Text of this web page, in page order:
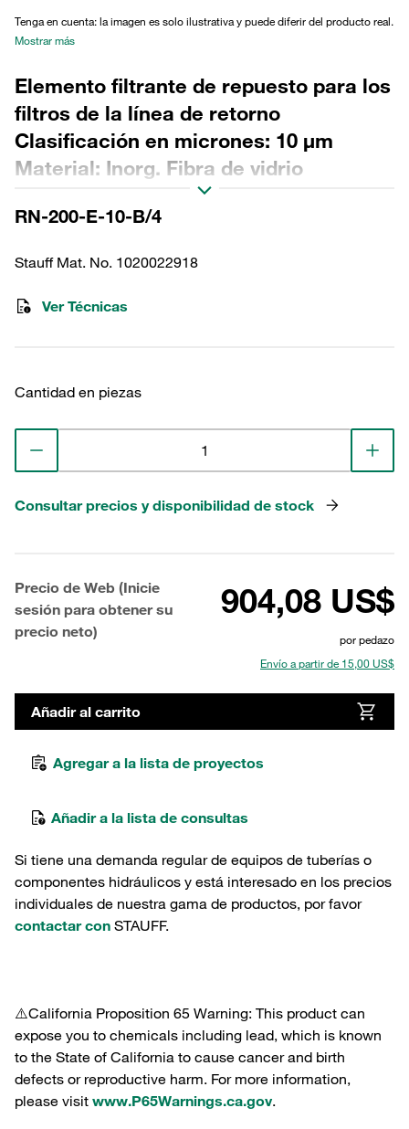
Tenga en cuenta: la imagen es solo ilustrativa y puede diferir del producto real.
Mostrar más
Elemento filtrante de repuesto para los
filtros de la línea de retorno
Clasificación en micrones: 10 µm
Material: Inorg. Fibra de vidrio
Diámetro exterior (mm): 142 Diámetro
interior (mm): 85 Longitud (mm): 350
RN-200-E-10-B/4
Stauff Mat. No. 1020022918
Ver Técnicas
Cantidad en piezas
Consultar precios y disponibilidad de stock
Precio de Web (Inicie
sesión para obtener su
precio neto)
904,08 US$
por pedazo
Envío a partir de 15,00 US$
Añadir al carrito
Agregar a la lista de proyectos
Añadir a la lista de consultas
Si tiene una demanda regular de equipos de tuberías o
componentes hidráulicos y está interesado en los precios
individuales de nuestra gama de productos, por favor
contactar con STAUFF.
⚠️California Proposition 65 Warning: This product can
expose you to chemicals including lead, which is known
to the State of California to cause cancer and birth
defects or reproductive harm. For more information,
please visit www.P65Warnings.ca.gov.